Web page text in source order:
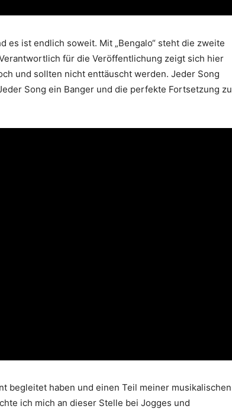
es ist endlich soweit. Mit „Bengalo“ steht die zweite
für die Veröffentlichung zeigt sich hier
und sollten nicht enttäuscht werden. Jeder Song
Song ein Banger und die perfekte Fortsetzung zu
begleitet haben und einen Teil meiner musikalischen
ich mich an dieser Stelle bei Jogges und